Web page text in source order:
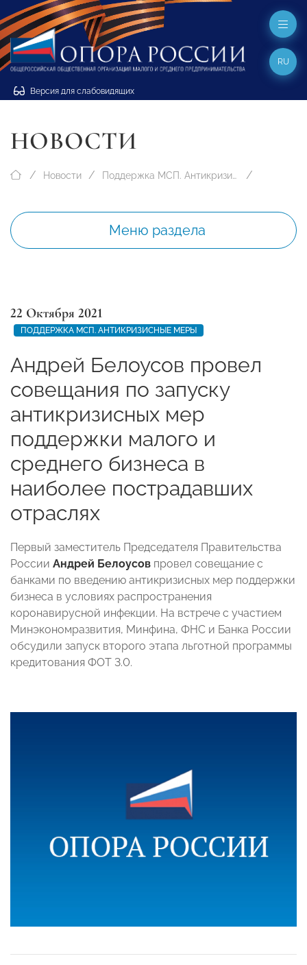
Версия для слабовидящих
RU
НОВОСТИ
Новости Поддержка МСП. Антикризисные меры
Меню раздела
22 Октября 2021
ПОДДЕРЖКА МСП. АНТИКРИЗИСНЫЕ МЕРЫ
Андрей Белоусов провел
совещания по запуску
антикризисных мер
поддержки малого и
среднего бизнеса в
наиболее пострадавших
отраслях
Первый заместитель Председателя Правительства
России Андрей Белоусов провел совещание с
банками по введению антикризисных мер поддержки
бизнеса в условиях распространения
коронавирусной инфекции. На встрече с участием
Минэкономразвития, Минфина, ФНС и Банка России
обсудили запуск второго этапа льготной программы
кредитования ФОТ 3.0.